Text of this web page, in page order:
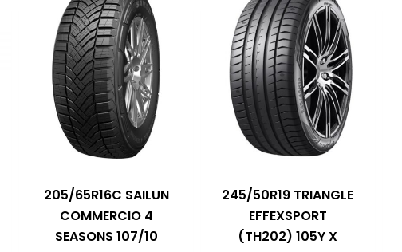
205/65R16C SAILUN
COMMERCIO 4
SEASONS 107/10
245/50R19 TRIANGLE
EFFEXSPORT
(TH202) 105Y X